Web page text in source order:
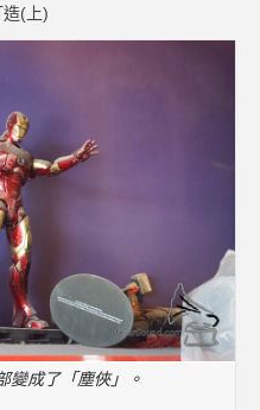
(上)
變成了「塵俠」。